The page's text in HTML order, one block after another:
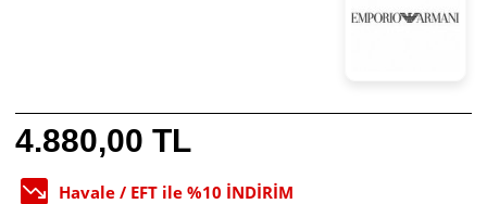
4.880,00 TL
Havale / EFT ile %10 İNDİRİM